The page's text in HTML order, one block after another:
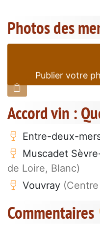
Photos des
Publier votre
Accord vin :
Entre-deux-
Muscadet
de Loire, Blanc)
Vouvray
Commentaires